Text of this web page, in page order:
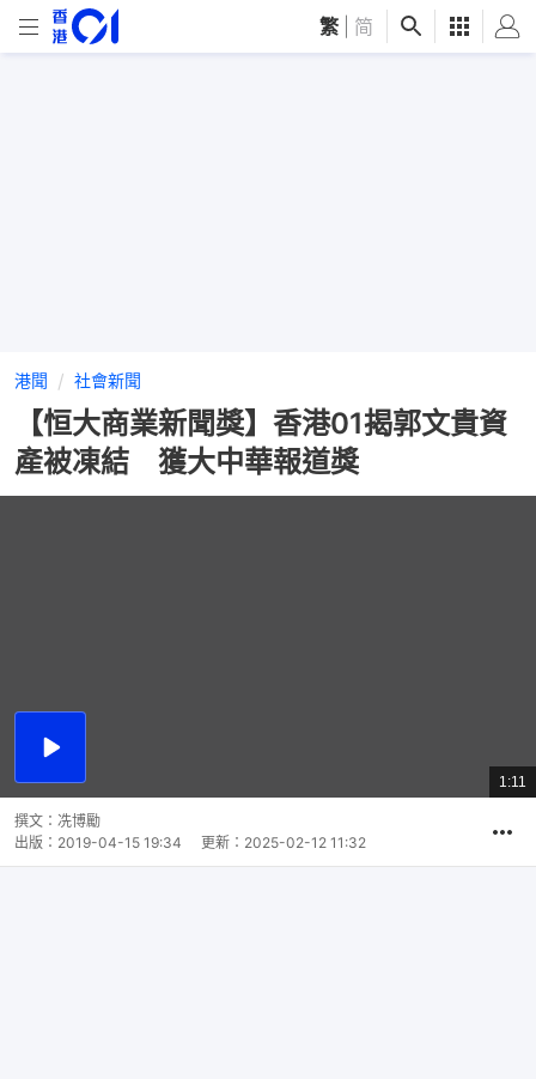
繁 简
港聞 社會新聞
【恒大商業新聞獎】香港01揭郭文貴資
產被凍結 獲大中華報道獎
播
總
共
1:11
撰文： 冼博勵
出版： 2019-04-15 19:34 更新： 2025-02-12 11:32